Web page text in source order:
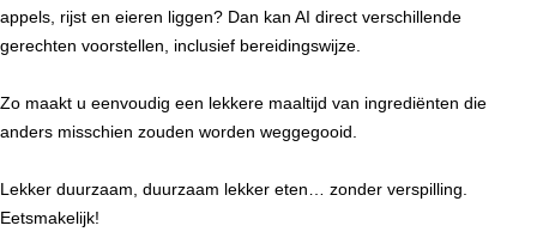
appels, rijst en eieren liggen? Dan kan AI direct verschillende
gerechten voorstellen, inclusief bereidingswijze.
Zo maakt u eenvoudig een lekkere maaltijd van ingrediënten die
anders misschien zouden worden weggegooid.
Lekker duurzaam, duurzaam lekker eten… zonder verspilling.
Eetsmakelijk!